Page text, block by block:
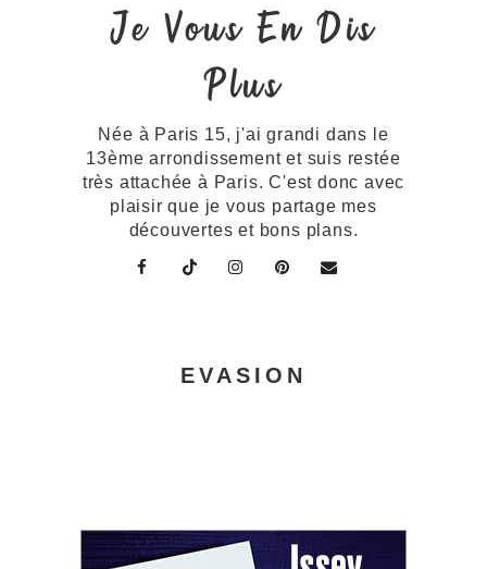
Je Vous En Dis
Plus
Née à Paris 15, j'ai grandi dans le
13ème arrondissement et suis restée
très attachée à Paris. C'est donc avec
plaisir que je vous partage mes
découvertes et bons plans.
EVASION